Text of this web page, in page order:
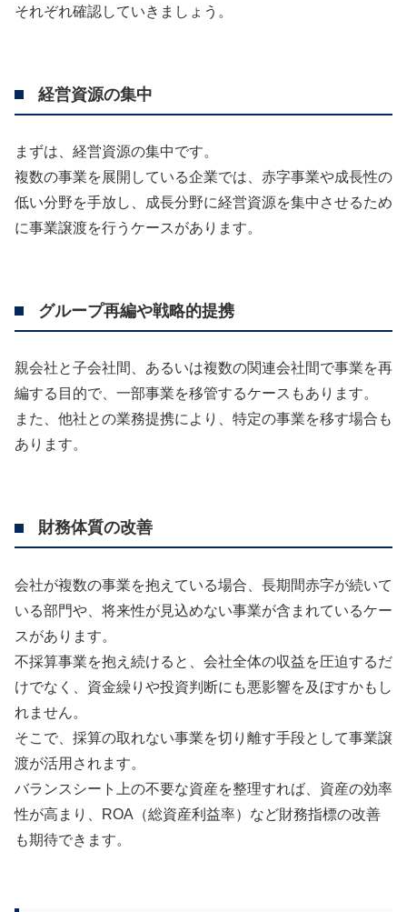
それぞれ確認していきましょう。
経営資源の集中
まずは、経営資源の集中です。
複数の事業を展開している企業では、赤字事業や成長性の
低い分野を手放し、成長分野に経営資源を集中させるため
に事業譲渡を行うケースがあります。
グループ再編や戦略的提携
親会社と子会社間、あるいは複数の関連会社間で事業を再
編する目的で、一部事業を移管するケースもあります。
また、他社との業務提携により、特定の事業を移す場合も
あります。
財務体質の改善
会社が複数の事業を抱えている場合、長期間赤字が続いて
いる部門や、将来性が見込めない事業が含まれているケー
スがあります。
不採算事業を抱え続けると、会社全体の収益を圧迫するだ
けでなく、資金繰りや投資判断にも悪影響を及ぼすかもし
れません。
そこで、採算の取れない事業を切り離す手段として事業譲
渡が活用されます。
バランスシート上の不要な資産を整理すれば、資産の効率
性が高まり、ROA（総資産利益率）など財務指標の改善
も期待できます。